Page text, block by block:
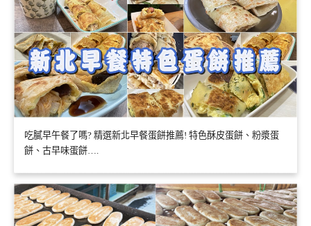
吃膩早午餐了嗎? 精選新北早餐蛋餅推薦! 特色酥皮蛋餅、粉漿蛋
餅、古早味蛋餅….